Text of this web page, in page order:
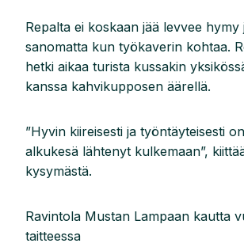
Repalta ei koskaan jää levvee hymy
sanomatta kun työkaverin kohtaa.
hetki aikaa turista kussakin
kanssa kahvikupposen äärellä.
”Hyvin kiireisesti ja työntäyteisesti
alkukesä lähtenyt kulkemaan”,
kysymästä.
Ravintola Mustan Lampaan kautta
taitteessa